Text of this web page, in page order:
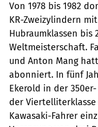
Von 1978 bis 1982
KR-Zweizylindern
Hubraumklassen bis
Weltmeisterschaft.
und Anton Mang
abonniert. In fünf
Ekerold in der
der
Kawasaki-Fahrer